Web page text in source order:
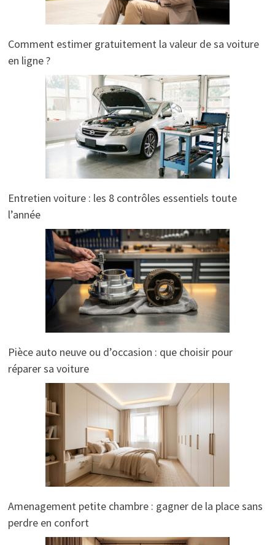
Comment estimer gratuitement la valeur de sa voiture
en ligne ?
Entretien voiture : les 8 contrôles essentiels toute
l’année
Pièce auto neuve ou d’occasion : que choisir pour
réparer sa voiture
Amenagement petite chambre : gagner de la place sans
perdre en confort